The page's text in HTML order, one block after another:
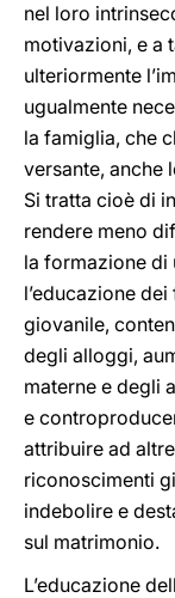
nel loro
motivazioni, e a
ulteriormente
ugualmente
la famiglia, che
versante, anche
Si tratta cioè di
rendere meno
la formazione di
l’educazione
giovanile,
degli alloggi,
materne e degli
e
attribuire ad
riconoscimenti
indebolire e
sul matrimonio.
L’educazione